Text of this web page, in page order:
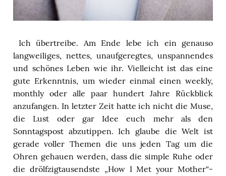
Ich übertreibe. Am Ende lebe ich ein genauso
langweiliges, nettes, unaufgeregtes, unspannendes
und schönes Leben wie ihr. Vielleicht ist das eine
gute Erkenntnis, um wieder einmal einen weekly,
monthly oder alle paar hundert Jahre Rückblick
anzufangen. In letzter Zeit hatte ich nicht die Muse,
die Lust oder gar Idee euch mehr als den
Sonntagspost abzutippen. Ich glaube die Welt ist
gerade voller Themen die uns jeden Tag um die
Ohren gehauen werden, dass die simple Ruhe oder
die drölfzigtausendste „How I Met your Mother“-